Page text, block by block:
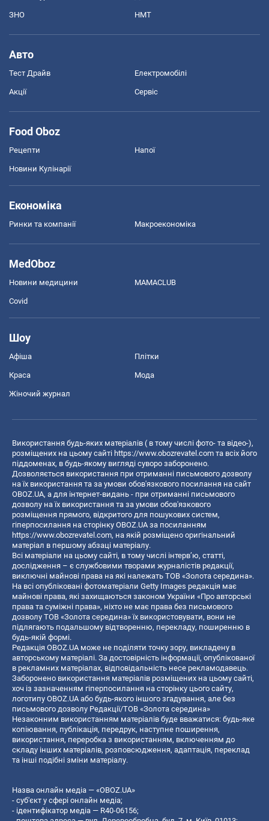
ЗНО НМТ
Авто
Тест Драйв Електромобілі
Акції Сервіс
Food Oboz
Рецепти Напої
Новини Кулінарії
Економіка
Ринки та компанії Макроекономіка
MedOboz
Новини медицини MAMACLUB
Covid
Шоу
Афіша Плітки
Краса Мода
Жіночий журнал
Використання будь-яких матеріалів ( в тому числі фото- та відео-),
розміщених на цьому сайті https://www.obozrevatel.com та всіх його
піддоменах, в будь-якому вигляді суворо заборонено.
Дозволяється використання при отриманні письмового дозволу
на їх використання та за умови обов'язкового посилання на сайт
OBOZ.UA, а для інтернет-видань - при отриманні письмового
дозволу на їх використання та за умови обов'язкового
розміщення прямого, відкритого для пошукових систем,
гіперпосилання на сторінку OBOZ.UA за посиланням
https://www.obozrevatel.com, на якій розміщено оригінальний
матеріал в першому абзаці матеріалу.
Всі матеріали на цьому сайті, в тому числі інтерв’ю, статті,
дослідження – є службовими творами журналістів редакції,
виключні майнові права на які належать ТОВ «Золота середина».
На всі опубліковані фотоматеріали Getty Images редакція має
майнові права, які захищаються законом України «Про авторські
права та суміжні права», ніхто не має права без письмового
дозволу ТОВ «Золота середина» їх використовувати, вони не
підлягають подальшому відтворенню, перекладу, поширенню в
будь-якій формі.
Редакція OBOZ.UA може не поділяти точку зору, викладену в
авторському матеріалі. За достовірність інформації, опублікованої
в рекламних матеріалах, відповідальність несе рекламодавець.
Заборонено використання матеріалів розміщених на цьому сайті,
хоч із зазначенням гіперпосилання на сторінку цього сайту,
логотипу OBOZ.UA або будь-якого іншого згадування, але без
письмового дозволу Редакції/ТОВ «Золота середина»
Незаконним використанням матеріалів буде вважатися: будь-яке
копiювання, публiкацiя, передрук, наступне поширення,
використання, переробка з використанням, включенням до
складу інших матеріалів, розповсюдження, адаптація, переклад
та інші подібні зміни матеріалу.
Назва онлайн медіа — «OBOZ.UA»
- суб'єкт у сфері онлайн медіа;
- ідентифікатор медіа — R40-06156;